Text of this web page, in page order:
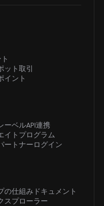
ット取引
イント
ーベルAPI連携
イトプログラム
ートナーログイン
の仕組み ドキュメント
スプローラー